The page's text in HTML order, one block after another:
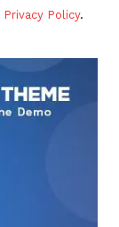
Privacy Policy.